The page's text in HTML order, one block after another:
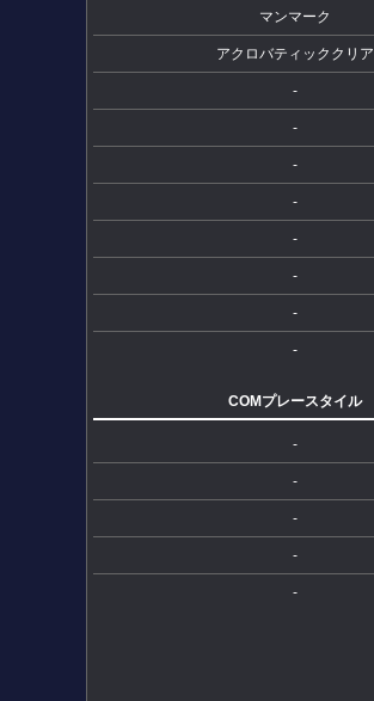
マンマーク
アクロバティッククリア
-
-
-
-
-
-
-
-
COMプレースタイル
-
-
-
-
-